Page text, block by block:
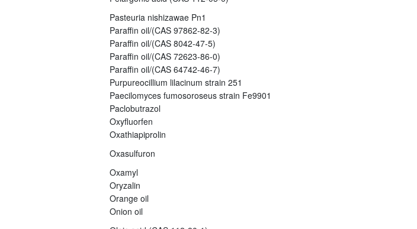
Pasteuria nishizawae Pn1
Paraffin oil/(CAS 97862-82-3)
Paraffin oil/(CAS 8042-47-5)
Paraffin oil/(CAS 72623-86-0)
Paraffin oil/(CAS 64742-46-7)
Purpureocillium lilacinum strain 251
Paecilomyces fumosoroseus strain Fe9901
Paclobutrazol
Oxyfluorfen
Oxathiapiprolin
Oxasulfuron
Oxamyl
Oryzalin
Orange oil
Onion oil